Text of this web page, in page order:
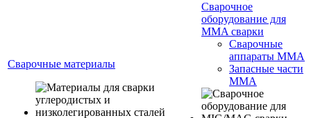
Сварочные материалы
Сварочное
оборудование для
MMA сварки
Сварочные
аппараты MMA
Запасные части
MMA